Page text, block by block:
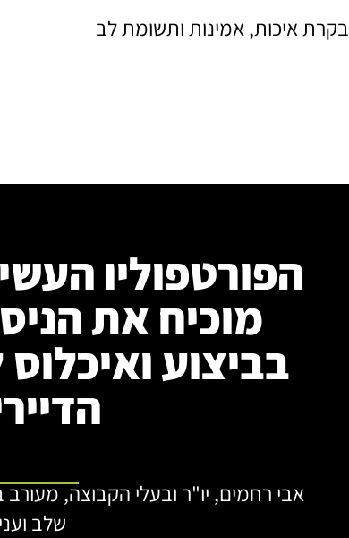
איכות, אמינות ותשומת לב
הפורטפוליו
מוכיח את
בביצוע
אבי רחמים, יו"ר ובעלי הקבוצה,
שלב